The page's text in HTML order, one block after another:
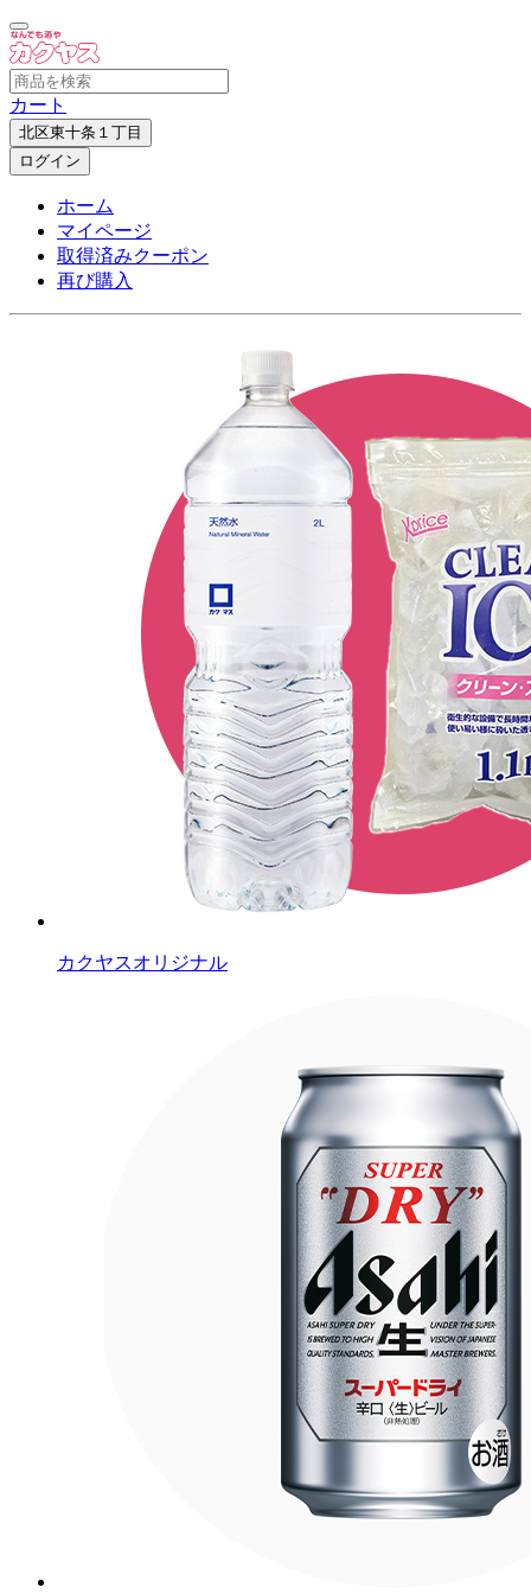
カート
北区東十条１丁目
ログイン
ホーム
マイページ
取得済みクーポン
再び購入
カクヤスオリジナル